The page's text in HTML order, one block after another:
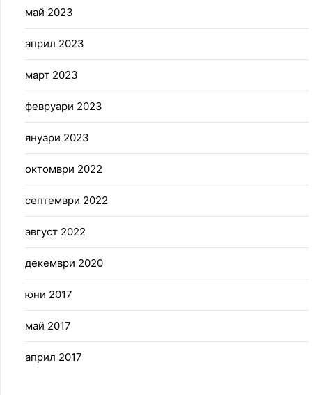
май 2023
април 2023
март 2023
февруари 2023
януари 2023
октомври 2022
септември 2022
август 2022
декември 2020
юни 2017
май 2017
април 2017